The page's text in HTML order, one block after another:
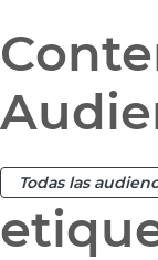
Todas las